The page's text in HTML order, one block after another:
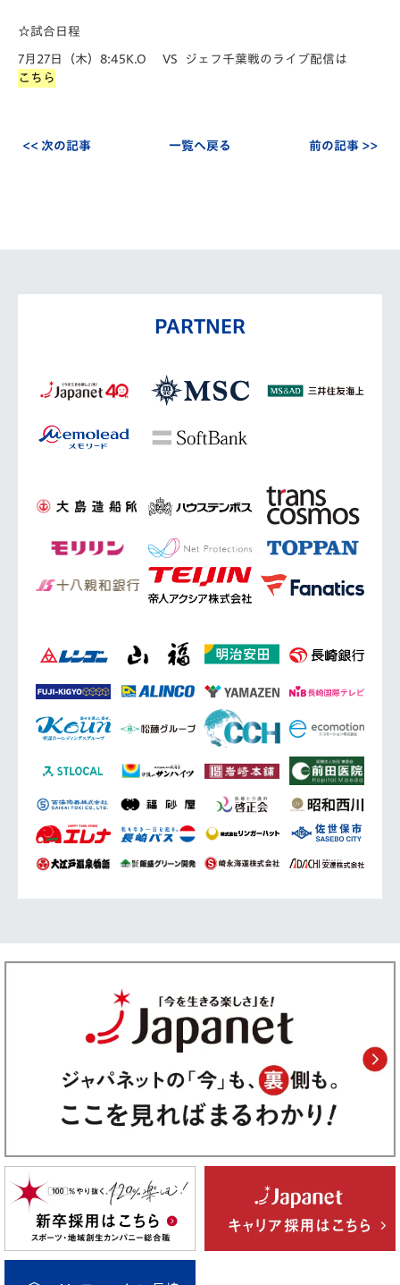
☆試合日程
7月27日（木）8:45K.O VS ジェフ千葉戦のライブ配信は
こちら
<< 次の記事 一覧へ戻る 前の記事 >>
PARTNER